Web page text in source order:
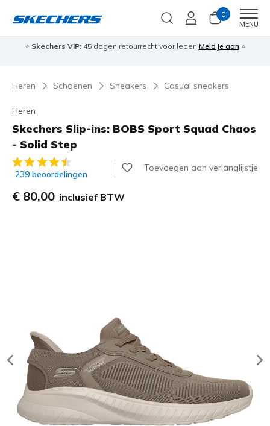
0
MENU
⭐ Skechers VIP:45 dagen retourrecht voor leden Meld je aan ⭐
Heren Schoenen Sneakers Casual sneakers
Heren
Skechers Slip-ins: BOBS Sport Squad Chaos
- Solid Step
4,9 van de 5 klantbeoordelingen
239 beoordelingen
Toevoegen aan verlanglijstje
€ 80,00 inclusief BTW